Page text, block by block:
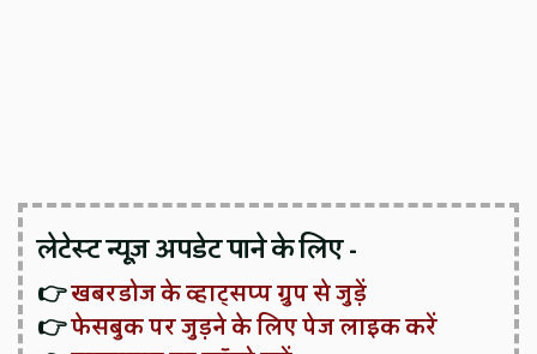
लेटेस्ट न्यूज़ अपडेट पाने के लिए -
👉खबरडोज के व्हाट्सप्प ग्रुप से जुड़ें
👉फेसबुक पर जुड़ने के लिए पेज लाइक करें